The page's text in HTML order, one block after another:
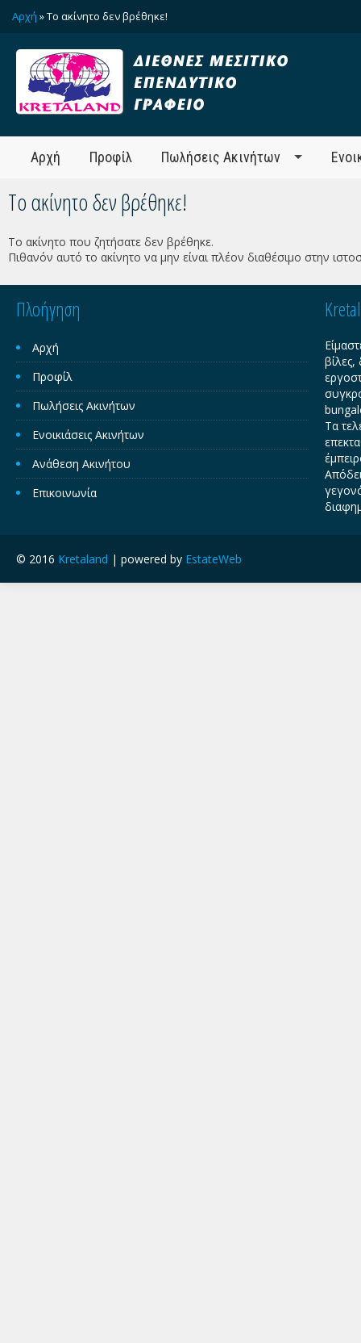
Αρχή » Το ακίνητο δεν βρέθηκε!
Αρχή Προφίλ Πωλήσεις Ακινήτων
Το ακίνητο δεν βρέθηκε!
Το ακίνητο που ζητήσατε δεν βρέθηκε.
Πιθανόν αυτό το ακίνητο να μην είναι πλέον διαθέσιμο στην
Πλοήγηση
Αρχή
Προφίλ
Πωλήσεις Ακινήτων
Ενοικιάσεις Ακινήτων
Ανάθεση Ακινήτου
Επικοινωνία
βίλες,
Τα
© 2016 Kretaland | powered by EstateWeb